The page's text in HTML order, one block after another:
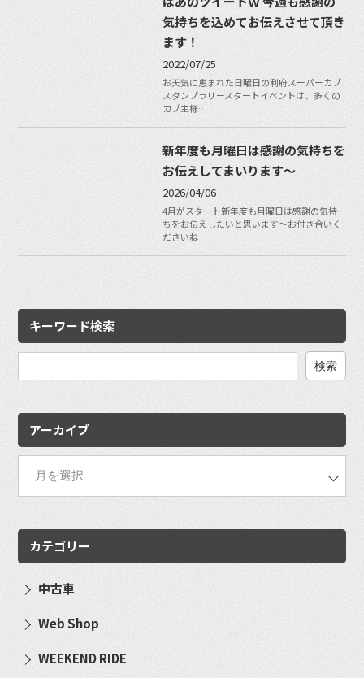
気持ちを込めてお伝えさせて頂き
ます！
2022/07/25
お天気に恵まれた日曜日の利府スーパーカブ
スタンプラリースタートイベントは、多くの
カブ主様…
新年度も月曜日は感謝の気持ちを
お伝えしてまいります〜
2026/04/06
4月がスタート新年度も月曜日は感謝の気持
ちをお伝えしたいと思います〜お付き合いく
ださいね…
キーワード検索
アーカイブ
カテゴリー
中古車
Web Shop
WEEKEND RIDE